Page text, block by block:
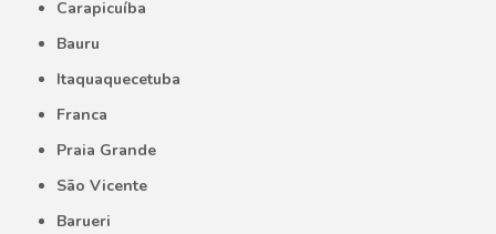
Carapicuíba
Bauru
Itaquaquecetuba
Franca
Praia Grande
São Vicente
Barueri